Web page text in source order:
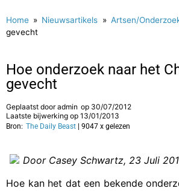
Home » Nieuwsartikels » Artsen/
gevecht
Hoe onderzoek naar het
gevecht
Geplaatst dooradmin op 30/07/2012
Laatste bijwerking op 13/01/2013
Bron: The Daily Beast | 9047 x gelezen
Door Casey Schwartz, 23 Juli
Hoe kan het dat een bekende